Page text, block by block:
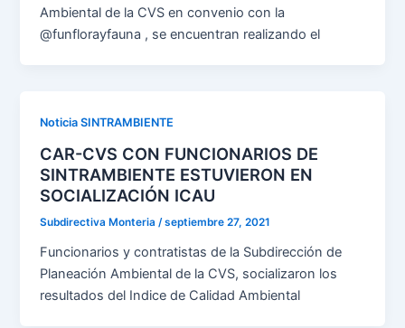
Ambiental de la CVS en convenio con la
@funflorayfauna , se encuentran realizando el
Noticia SINTRAMBIENTE
CAR-CVS CON FUNCIONARIOS DE
SINTRAMBIENTE ESTUVIERON EN
SOCIALIZACIÓN ICAU
Subdirectiva Monteria/septiembre 27, 2021
Funcionarios y contratistas de la Subdirección de
Planeación Ambiental de la CVS, socializaron los
resultados del Indice de Calidad Ambiental